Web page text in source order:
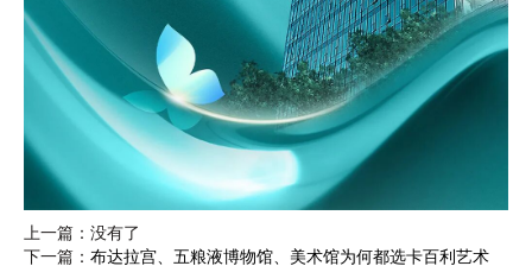
上一篇：没有了
下一篇： 布达拉宫、五粮液博物馆、美术馆为何都选卡百利艺术